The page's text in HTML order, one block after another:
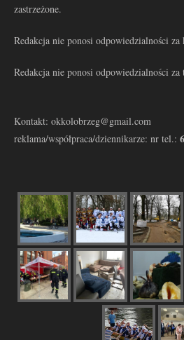
zastrzeżone.
Redakcja nie ponosi odpowiedzialności
Redakcja nie ponosi odpowiedzialności za
Kontakt: okkolobrzeg@gmail.com
reklama/współpraca/dziennikarze: nr tel.: